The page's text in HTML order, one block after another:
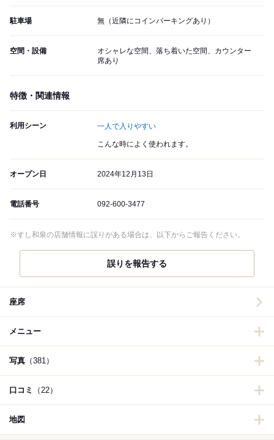
駐車場 無（近隣にコインパーキングあり）
空間・設備
オシャレな空間、落ち着いた空間、カウンター
席あり
特徴・関連情報
利用シーン 一人で入りやすい
こんな時によく使われます。
オープン日 2024年12月13日
電話番号 092-600-3477
※すし和泉の店舗情報に誤りがある場合は、以下からご報告ください。
誤りを報告する
座席
メニュー
写真 （381）
口コミ （22）
地図